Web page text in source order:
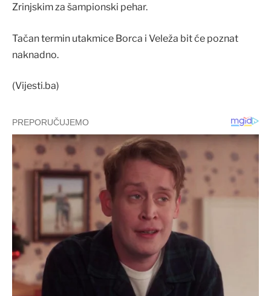
Zrinjskim za šampionski pehar.
Tačan termin utakmice Borca i Veleža bit će poznat
naknadno.
(Vijesti.ba)